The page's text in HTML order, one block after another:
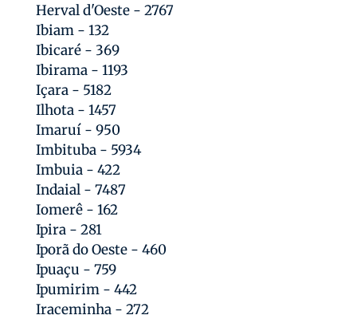
Herval d'Oeste - 2767
Ibiam - 132
Ibicaré - 369
Ibirama - 1193
Içara - 5182
Ilhota - 1457
Imaruí - 950
Imbituba - 5934
Imbuia - 422
Indaial - 7487
Iomerê - 162
Ipira - 281
Iporã do Oeste - 460
Ipuaçu - 759
Ipumirim - 442
Iraceminha - 272